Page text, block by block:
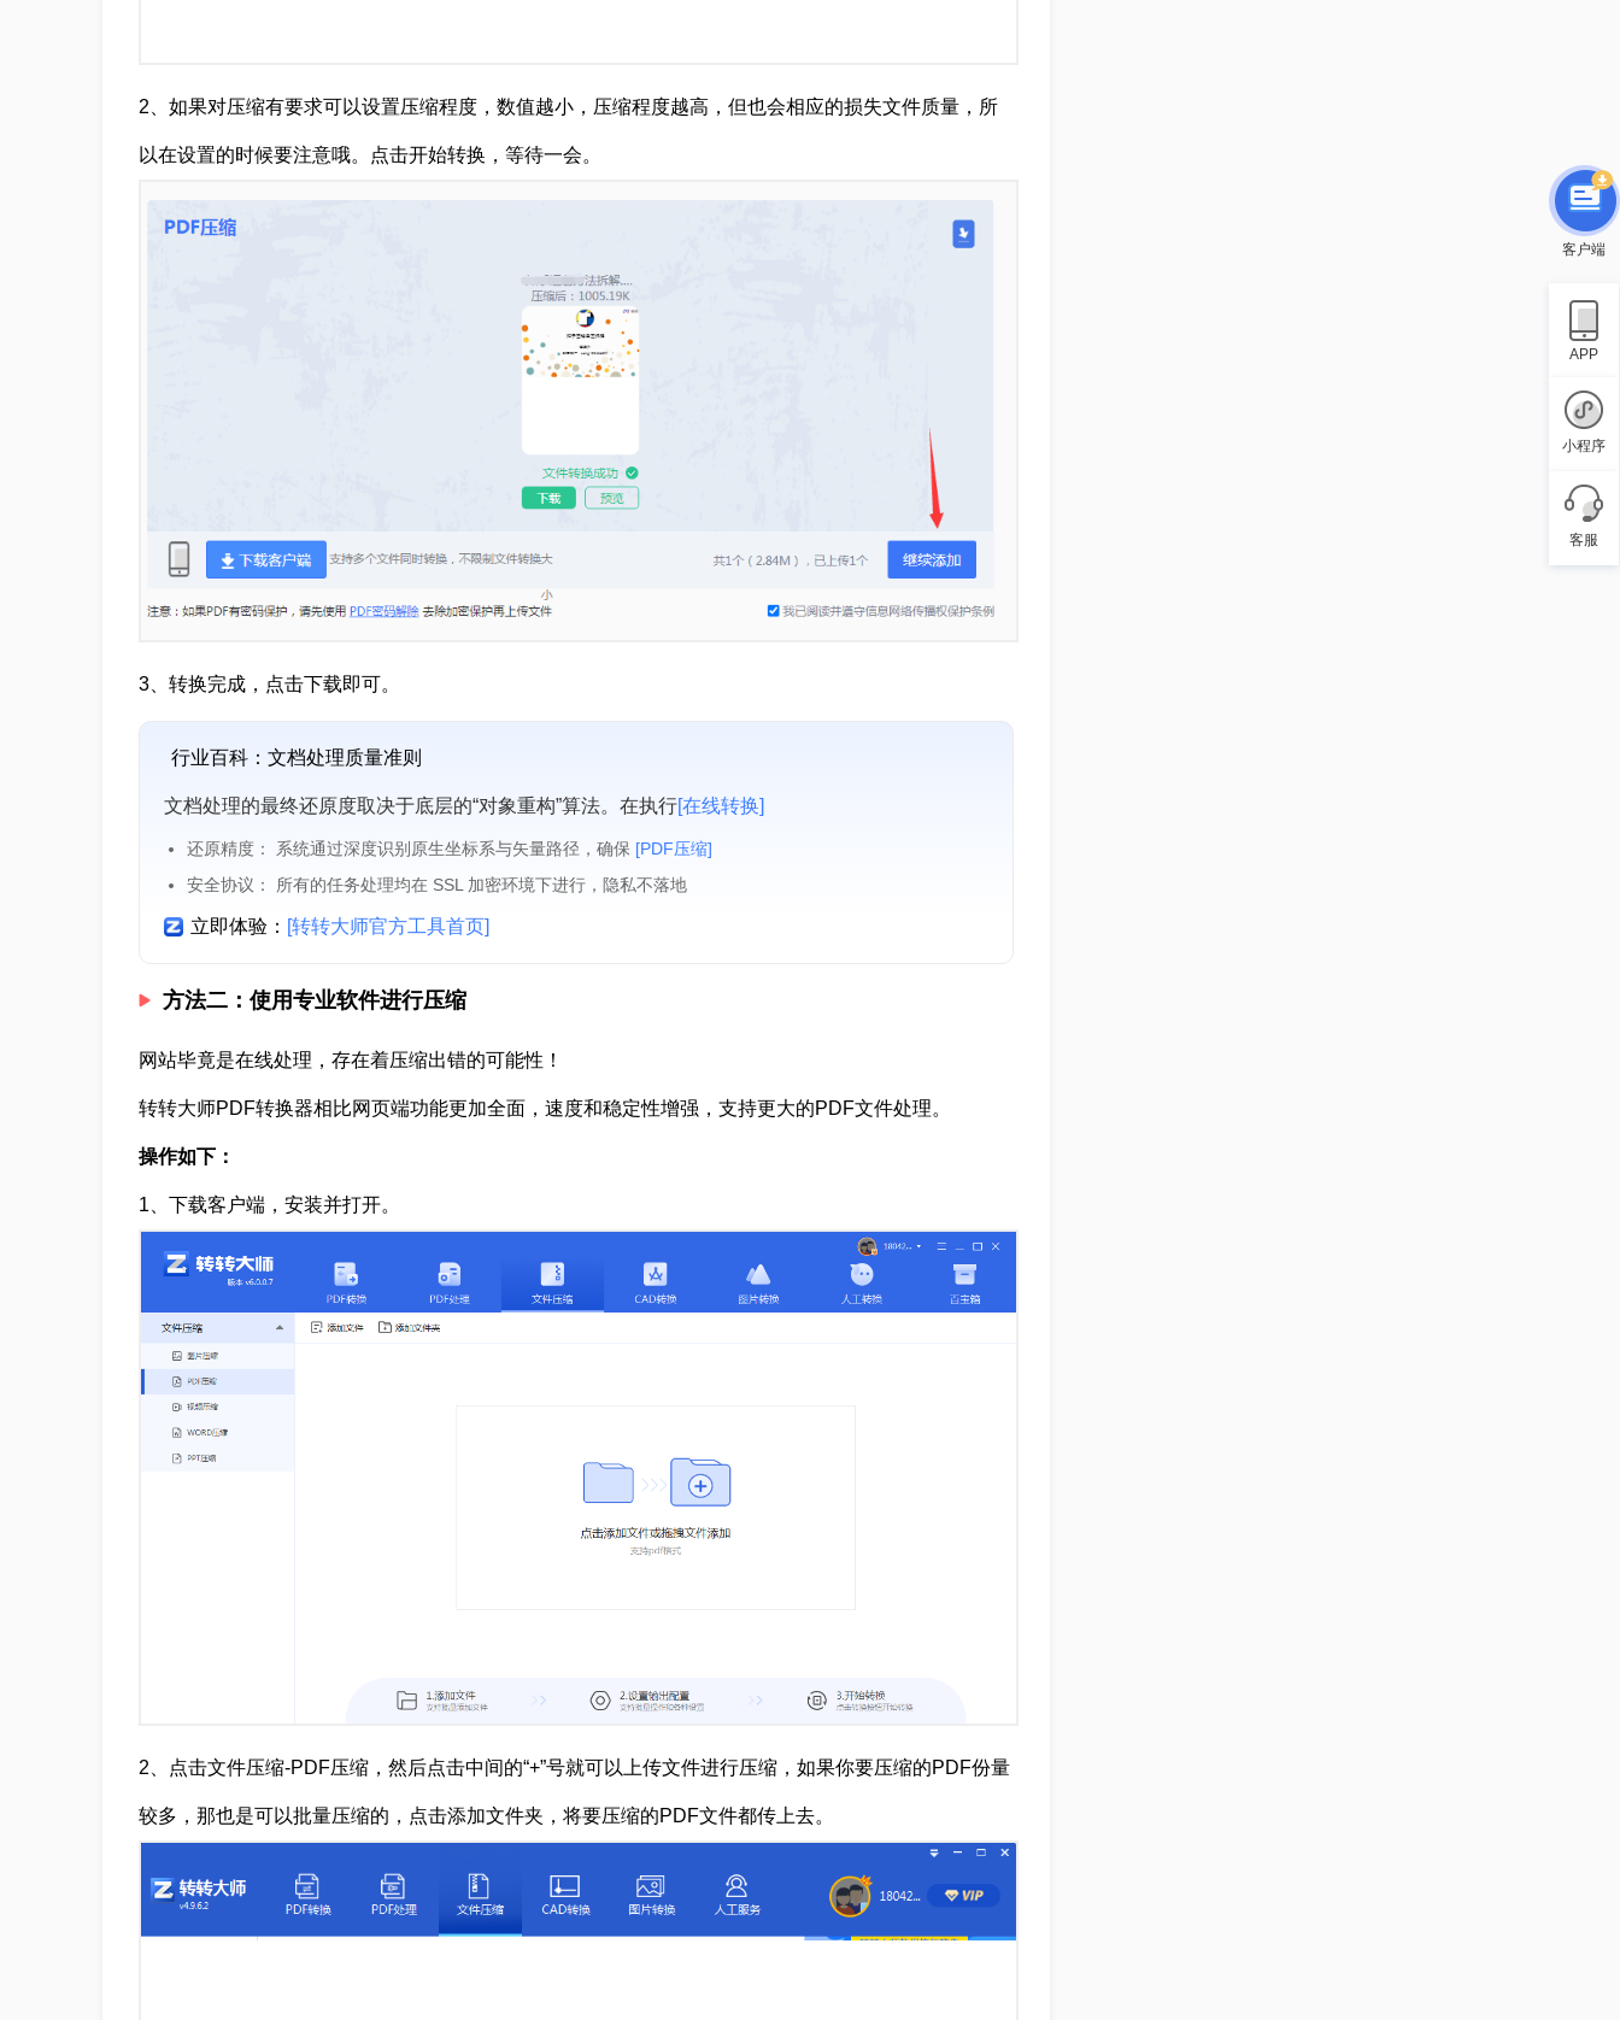
2、如果对压缩有要求可以设置压缩程度，数值越小，压缩程度越高，但也会相应的损失文件质量，所
以在设置的时候要注意哦。点击开始转换，等待一会。
3、转换完成，点击下载即可。
行业百科：文档处理质量准则
文档处理的最终还原度取决于底层的“对象重构”算法。在执行[在线转换]
还原精度： 系统通过深度识别原生坐标系与矢量路径，确保 [PDF压缩]
安全协议： 所有的任务处理均在 SSL 加密环境下进行，隐私不落地
立即体验： [转转大师官方工具首页]
方法二：使用专业软件进行压缩
网站毕竟是在线处理，存在着压缩出错的可能性！
转转大师PDF转换器相比网页端功能更加全面，速度和稳定性增强，支持更大的PDF文件处理。
操作如下：
1、下载客户端，安装并打开。
2、点击文件压缩-PDF压缩，然后点击中间的“+”号就可以上传文件进行压缩，如果你要压缩的PDF份量
较多，那也是可以批量压缩的，点击添加文件夹，将要压缩的PDF文件都传上去。
客户端
APP
小程序
客服